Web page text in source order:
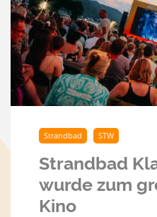
Strandbad STW
Strandbad
wurde zum
Kino